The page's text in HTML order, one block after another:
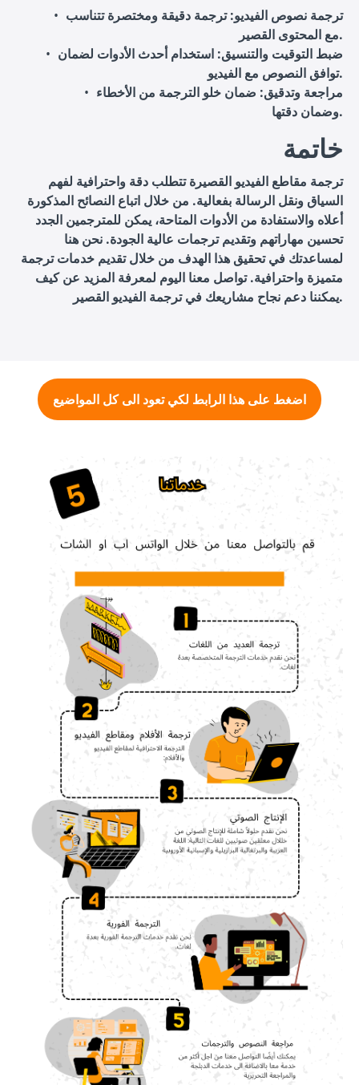
ترجمة نصوص الفيديو: ترجمة دقيقة ومختصرة تتناسب
مع المحتوى القصير.
ضبط التوقيت والتنسيق: استخدام أحدث الأدوات لضمان
توافق النصوص مع الفيديو.
مراجعة وتدقيق: ضمان خلو الترجمة من الأخطاء
وضمان دقتها.
خاتمة
ترجمة مقاطع الفيديو القصيرة تتطلب دقة واحترافية لفهم
السياق ونقل الرسالة بفعالية. من خلال اتباع النصائح المذكورة
أعلاه والاستفادة من الأدوات المتاحة، يمكن للمترجمين الجدد
تحسين مهاراتهم وتقديم ترجمات عالية الجودة. نحن هنا
لمساعدتك في تحقيق هذا الهدف من خلال تقديم خدمات ترجمة
متميزة واحترافية. تواصل معنا اليوم لمعرفة المزيد عن كيف
يمكننا دعم نجاح مشاريعك في ترجمة الفيديو القصير.
اضغط على هذا الرابط لكي تعود الى كل المواضيع